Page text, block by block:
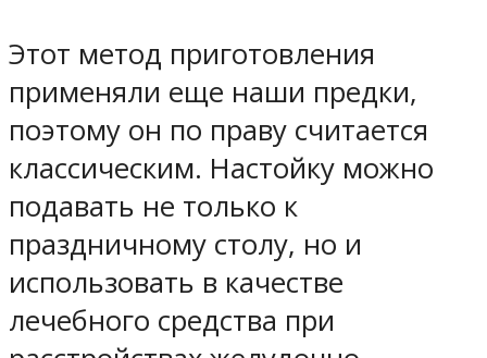
Этот метод приготовления
применяли еще наши предки,
поэтому он по праву считается
классическим. Настойку можно
подавать не только к
праздничному столу, но и
использовать в качестве
лечебного средства при